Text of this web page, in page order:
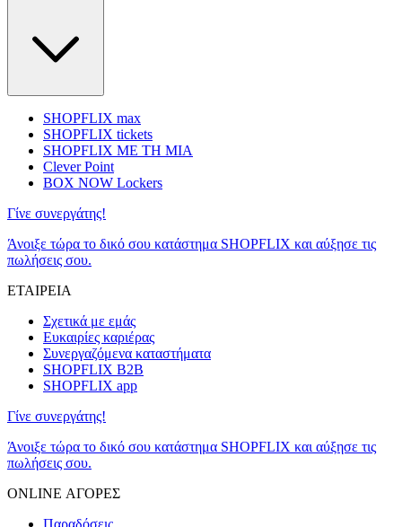
SHOPFLIX max
SHOPFLIX tickets
SHOPFLIX ΜΕ ΤΗ ΜΙΑ
Clever Point
BOX NOW Lockers
Γίνε συνεργάτης!
Άνοιξε τώρα το δικό σου κατάστημα SHOPFLIX και αύξησε τις
πωλήσεις σου.
ΕΤΑΙΡΕΙΑ
Σχετικά με εμάς
Ευκαιρίες καριέρας
Συνεργαζόμενα καταστήματα
SHOPFLIX B2B
SHOPFLIX app
Γίνε συνεργάτης!
Άνοιξε τώρα το δικό σου κατάστημα SHOPFLIX και αύξησε τις
πωλήσεις σου.
ONLINE ΑΓΟΡΕΣ
Παραδόσεις